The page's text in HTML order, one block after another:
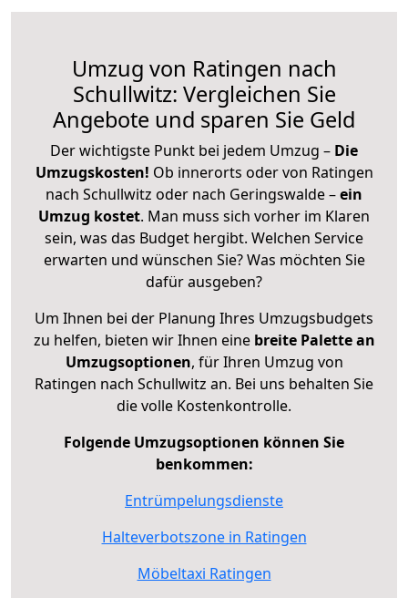
Umzug von Ratingen nach
Schullwitz: Vergleichen Sie
Angebote und sparen Sie Geld
Der wichtigste Punkt bei jedem Umzug – Die
Umzugskosten! Ob innerorts oder von Ratingen
nach Schullwitz oder nach Geringswalde –ein
Umzug kostet. Man muss sich vorher im Klaren
sein, was das Budget hergibt. Welchen Service
erwarten und wünschen Sie? Was möchten Sie
dafür ausgeben?
Um Ihnen bei der Planung Ihres Umzugsbudgets
zu helfen, bieten wir Ihnen eine breite Palette an
Umzugsoptionen, für Ihren Umzug von
Ratingen nach Schullwitz an. Bei uns behalten Sie
die volle Kostenkontrolle.
Folgende Umzugsoptionen können Sie
benkommen:
Entrümpelungsdienste
Halteverbotszone in Ratingen
Möbeltaxi Ratingen